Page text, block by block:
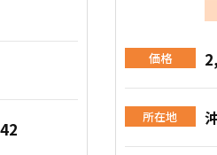
価格
所在地